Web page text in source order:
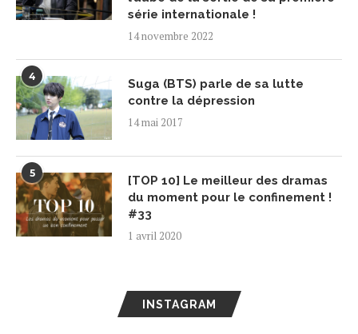
série internationale !
14 novembre 2022
4
Suga (BTS) parle de sa lutte
contre la dépression
14 mai 2017
5
[TOP 10] Le meilleur des dramas
du moment pour le confinement !
#33
1 avril 2020
INSTAGRAM